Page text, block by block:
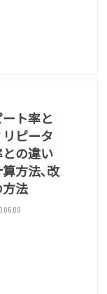
ート率と
ピータ
の違い
方法､改
法